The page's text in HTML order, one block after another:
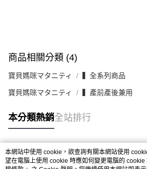
商品相關分類 (4)
寶貝媽咪マタニティ ▍全系列商品
寶貝媽咪マタニティ ▍產前產後兼用
本分類熱銷全站排行
熱門標籤
本網站中使用 cookie，欲查詢有關本網站使用
望在電腦上使用 cookie 時應如何變更電腦的 cookie